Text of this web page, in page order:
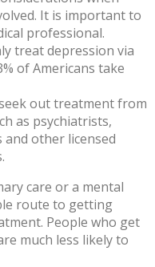
It is important to
professional.
treat depression via
of Americans take
out treatment from
as psychiatrists,
other licensed
care or a mental
route to getting
People who get
much less likely to